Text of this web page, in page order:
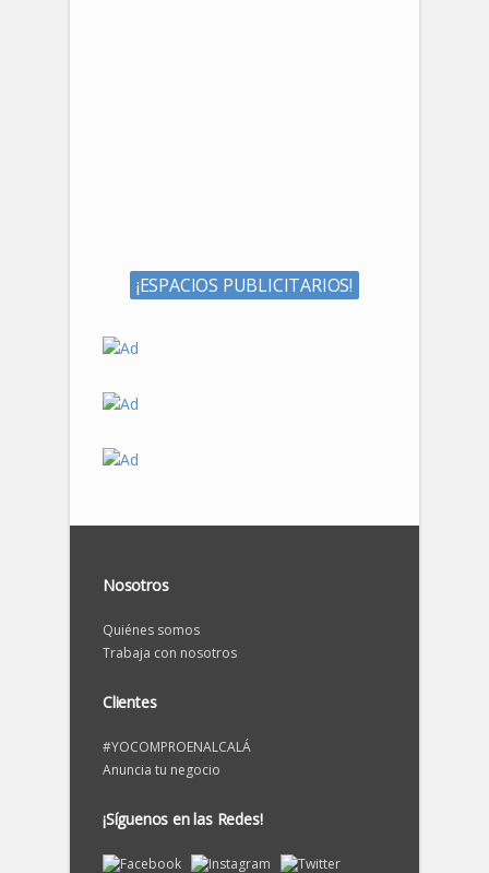
¡ESPACIOS PUBLICITARIOS!
Nosotros
Quiénes somos
Trabaja con nosotros
Clientes
#YOCOMPROENALCALÁ
Anuncia tu negocio
¡Síguenos en las Redes!